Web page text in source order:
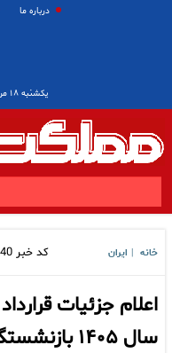
درباره ما
یکشنبه ۱۸ مرداد ۱۴۰۵
خانه ایران کد خبر
اعلام جزئیات
سال ۱۴۰۵ بازنشستگان کشوری